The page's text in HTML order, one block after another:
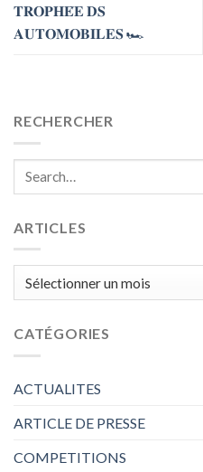
RECHERCHER
ARTICLES
CATÉGORIES
ACTUALITES
ARTICLE DE PRESSE
COMPETITIONS
𝐓𝐑𝐎𝐏𝐇𝐄́𝐄 𝐃𝐒
𝐀𝐔𝐓𝐎𝐌𝐎𝐁𝐈𝐋𝐄𝐒 🏎️